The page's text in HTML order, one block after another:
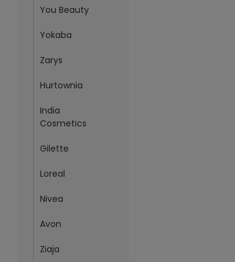
You Beauty
Yokaba
Zarys
Hurtownia
India
Cosmetics
Gilette
Loreal
Nivea
Avon
Ziaja